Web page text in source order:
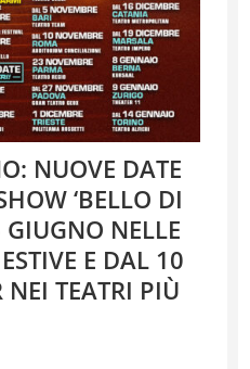
NUOVE DATE
‘BELLO DI
NELLE
E DAL 10
NEI TEATRI PIÙ